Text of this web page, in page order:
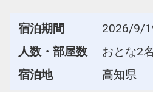
宿泊期間
2026/9/
人数・部屋数
おとな2
宿泊地
高知県